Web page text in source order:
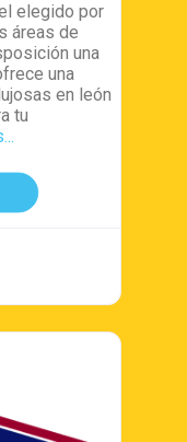
elegido por
áreas de
una
una
en león
tu